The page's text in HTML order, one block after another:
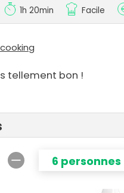
1h 20min Facile
tellement bon !
6 personnes